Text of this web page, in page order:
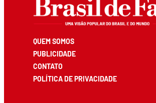
QUEM SOMOS
PUBLICIDADE
CONTATO
POLÍTICA DE PRIVACIDADE